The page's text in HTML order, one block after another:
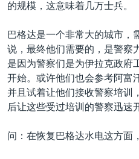
的规模，这意味着几万士兵。
巴格达是一个非常大的城市，
说，最终他们需要的，是警察
是因为警察们是为伊拉克政府
开始。或许他们也会参考阿富
并且试着让他们接收警察培训
后让这些受过培训的警察迅速
问：在恢复巴格达水电这方面